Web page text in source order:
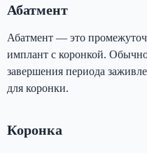
Абатмент
Абатмент — это
имплант с коронкой.
завершения периода
для коронки.
Коронка